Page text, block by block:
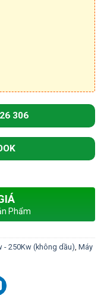
306
Phẩm
- 250Kw (không dầu), Máy